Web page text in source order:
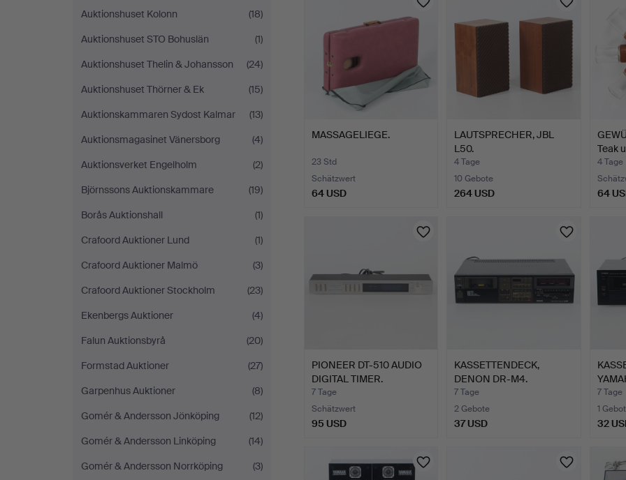
Auktionshuset Kolonn
(18)
Auktionshuset STO Bohuslän
(1)
Auktionshuset Thelin & Johansson
(24)
Auktionshuset Thörner & Ek
(15)
Auktionskammaren Sydost Kalmar
(13)
Auktionsmagasinet Vänersborg
(4)
Auktionsverket Engelholm
(2)
Björnssons Auktionskammare
(19)
Borås Auktionshall
(1)
Crafoord Auktioner Lund
(1)
Crafoord Auktioner Malmö
(3)
Crafoord Auktioner Stockholm
(23)
Ekenbergs Auktioner
(4)
Falun Auktionsbyrå
(20)
Formstad Auktioner
(27)
Garpenhus Auktioner
(8)
Gomér & Andersson Jönköping
(12)
Gomér & Andersson Linköping
(14)
Gomér & Andersson Norrköping
(3)
MASSAGELIEGE.
23 Std
Schätzwert
64 USD
LAUTSPRECHER, JBL
L50.
4 Tage
10 Gebote
264 USD
Teak
Dä…
4 Tage
64
PIONEER DT-510 AUDIO
DIGITAL TIMER.
7 Tage
Schätzwert
95 USD
KASSETTENDECK,
DENON DR-M4.
7 Tage
2 Gebote
37 USD
7 Tage
1 Gebot
32